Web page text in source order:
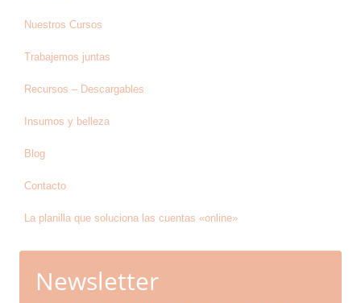
Nuestros Cursos
Trabajemos juntas
Recursos – Descargables
Insumos y belleza
Blog
Contacto
La planilla que soluciona las cuentas «online»
Newsletter